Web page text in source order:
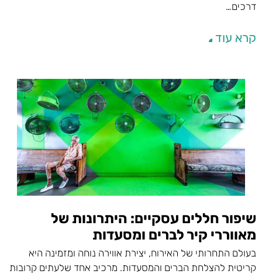
דרכים…
קרא עוד
שיפור חללים עסקיים: היתרונות של
מאווררי קיר לברים ומסעדות
בעולם התחרותי של האירוח, יצירת אווירה נוחה ומזמינה היא
קריטית להצלחת הברים והמסעדות. מרכיב אחד שלעתים קרובות